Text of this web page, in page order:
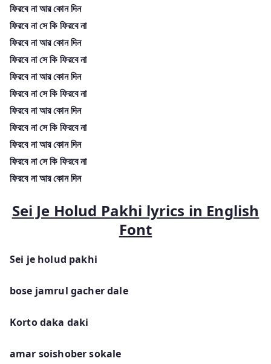
ফিরবে না আর কোন দিন
ফিরবে না সে কি ফিরবে না
ফিরবে না আর কোন দিন
ফিরবে না সে কি ফিরবে না
ফিরবে না আর কোন দিন
ফিরবে না সে কি ফিরবে না
ফিরবে না আর কোন দিন
ফিরবে না সে কি ফিরবে না
ফিরবে না আর কোন দিন
ফিরবে না সে কি ফিরবে না
ফিরবে না আর কোন দিন
Sei Je Holud Pakhi lyrics in English
Font
Sei je holud pakhi
bose jamrul gacher dale
Korto daka daki
amar soishober sokale